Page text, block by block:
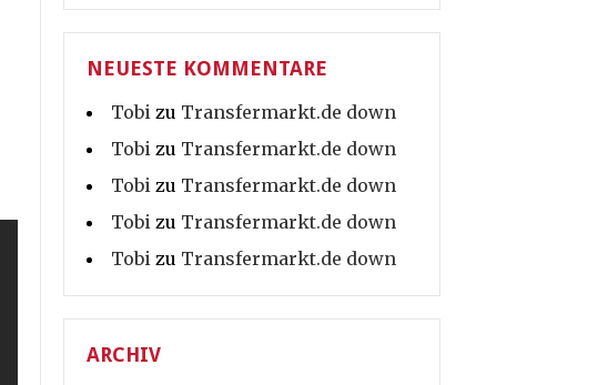
NEUESTE KOMMENTARE
Tobi zu Transfermarkt.de down
Tobi zu Transfermarkt.de down
Tobi zu Transfermarkt.de down
Tobi zu Transfermarkt.de down
Tobi zu Transfermarkt.de down
ARCHIV